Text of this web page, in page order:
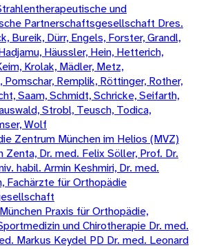
und
Partnerschaftsgesellschaft Dres.
Bureik, Dürr, Engels, Forster, Grandl,
Häussler, Hein, Hetterich,
Krolak, Mädler, Metz,
Remplik, Röttinger, Rother,
Saam, Schmidt, Schricke, Seifarth,
Strobl, Teusch, Todica,
Wolf
Zentrum München im Helios (MVZ)
Dr. med. Felix Söller, Prof. Dr.
habil. Armin Keshmiri, Dr. med.
Fachärzte für Orthopädie
Praxis für Orthopädie,
und Chirotherapie Dr. med.
Markus Keydel PD Dr. med. Leonard